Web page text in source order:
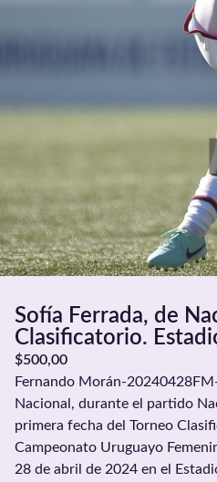
Sofía Ferrada, de
Clasificatorio.
$500,00
Fernando Morán-
Nacional, durante el partido
primera fecha del Torneo
Campeonato Uruguayo
28 de abril de 2024 en el